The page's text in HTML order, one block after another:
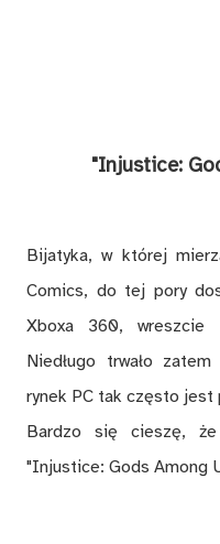
"Injustice:
Bijatyka, w której
Comics, do tej pory
Xboxa 360,
Niedługo trwało
rynek PC tak często jest
Bardzo się cieszę,
"Injustice: Gods Among